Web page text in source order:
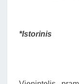
*Istorinis